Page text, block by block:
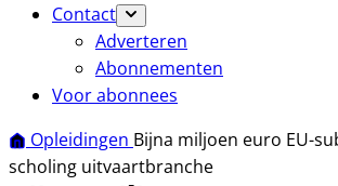
Contact
Adverteren
Abonnementen
Voor abonnees
Opleidingen Bijna miljoen euro EU-
scholing uitvaartbranche